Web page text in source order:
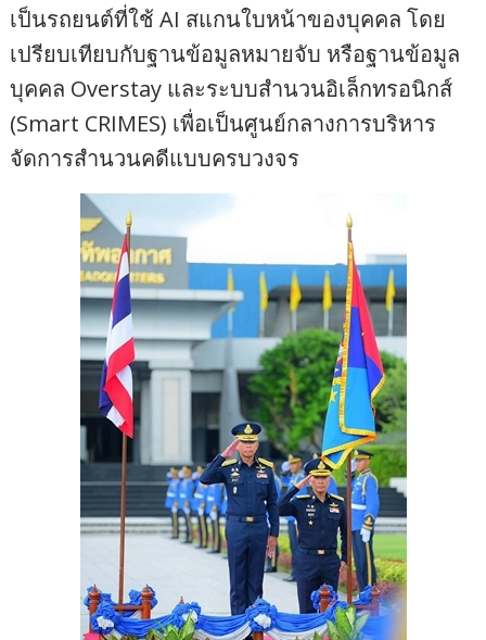
เป็นรถยนต์ที่ใช้ AI สแกนใบหน้าของบุคคล โดย
เปรียบเทียบกับฐานข้อมูลหมายจับ หรือฐานข้อมูล
บุคคล Overstay และระบบสำนวนอิเล็กทรอนิกส์
(Smart CRIMES) เพื่อเป็นศูนย์กลางการบริหาร
จัดการสำนวนคดีแบบครบวงจร